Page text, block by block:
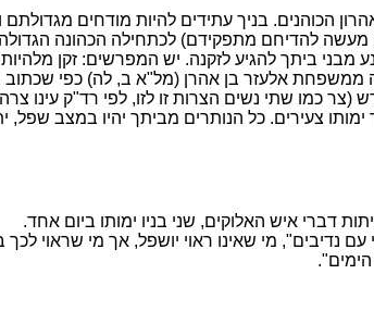
הכוהנים. בניך עתידים להיות מודחים מגדולתם
להדיחם מתפקידם) לכתחילה הכהונה
מבני ביתך להגיע לזקנה. יש המפרשים: זקן
ממשפחת אלעזר בן אהרן (מל"א ב, לה) כפי שכתוב
כמו שתי נשים הצרות זו לזו, לפי רד"ק
צעירים. כל הנותרים מביתך יהיו במצב שפל,
דברי איש האלוקים, שני בניו ימותו ביום אחד.
מי שאינו ראוי יושפל, אך מי שראוי לכך